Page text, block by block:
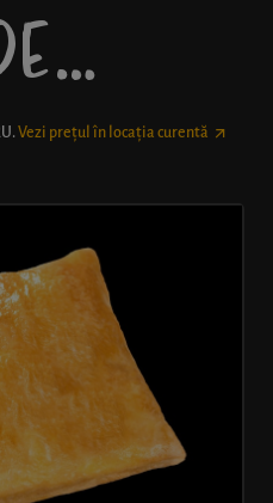
. Vezi prețul în locația curentă